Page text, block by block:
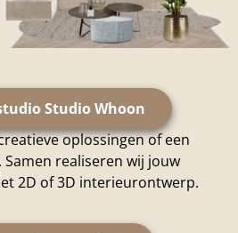
Studio Whoon
oplossingen of een
Samen realiseren wij jouw
2D of 3D interieurontwerp.